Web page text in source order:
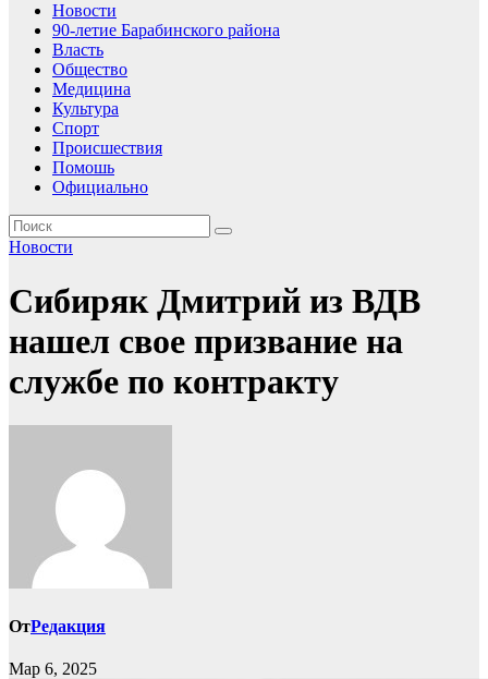
Новости
90-летие Барабинского района
Власть
Общество
Медицина
Культура
Спорт
Происшествия
Помошь
Официально
Новости
Сибиряк Дмитрий из ВДВ
нашел свое призвание на
службе по контракту
ОтРедакция
Мар 6, 2025